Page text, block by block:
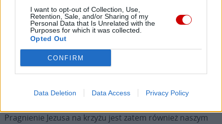
I want to opt-out of Collection, Use,
Retention, Sale, and/or Sharing of my
Personal Data that Is Unrelated with the
Purposes for which it was collected.
Opted Out
CONFIRM
Data Deletion Data Access Privacy Policy
Jezus nas zbawia, ukazując nam, że proszenie nie jest
czymś niegodnym, lecz uwalniającym. Jest to droga do
wyjścia z ukrycia w grzechu, aby na nowo wejść w
przestrzeń komunii. Od samego początku grzech rodził
wstyd. Natomiast przebaczenie, to prawdziwe, rodzi się,
potrzebujemy i przestajemy bać się odrzucenia.
Pragnienie Jezusa na krzyżu jest zatem również naszym